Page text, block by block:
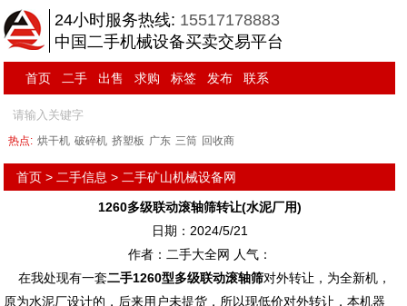
24小时服务热线: 15517178883
中国二手机械设备买卖交易平台
首页 二手 出售 求购 标签 发布 联系
热点: 烘干机 破碎机 挤塑板 广东 三筒 回收商
首页 > 二手信息 > 二手矿山机械设备网
1260多级联动滚轴筛转让(水泥厂用)
日期：2024/5/21
作者：二手大全网 人气：
在我处现有一套二手1260型多级联动滚轴筛对外转让，为全新机，
原为水泥厂设计的，后来用户未提货，所以现低价对外转让，本机器